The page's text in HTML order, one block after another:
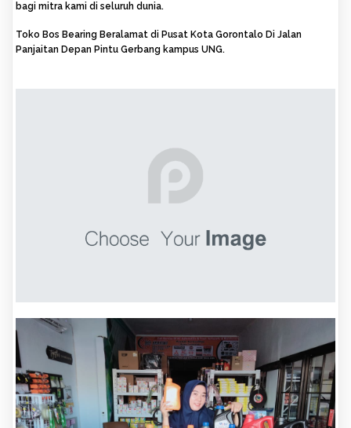
bagi mitra kami di seluruh dunia.
Toko Bos Bearing Beralamat di Pusat Kota Gorontalo Di Jalan
Panjaitan Depan Pintu Gerbang kampus UNG.